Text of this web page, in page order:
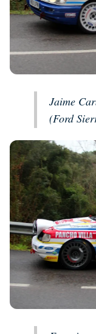
Jaime
(Ford